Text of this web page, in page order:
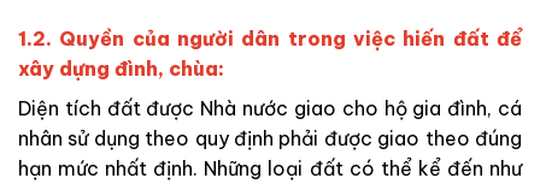
1.2. Quyền của người dân trong việc hiến đất để
xây dựng đình, chùa:
Diện tích đất được Nhà nước giao cho hộ gia đình, cá
nhân sử dụng theo quy định phải được giao theo đúng
hạn mức nhất định. Những loại đất có thể kể đến như